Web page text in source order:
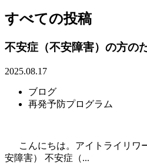
すべての投稿
不安症（不安障害）の方の
2025.08.17
ブログ
再発予防プログラム
こんにちは。アイトライリワ
安障害） 不安症（...